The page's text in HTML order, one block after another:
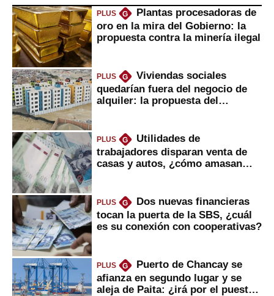
PLUS G
Plantas procesadoras de
oro en la mira del Gobierno: la
propuesta contra la minería ilegal
PLUS G
Viviendas sociales
quedarían fuera del negocio de
alquiler: la propuesta del
PLUS G
Utilidades de
trabajadores disparan venta de
casas y autos, ¿cómo amasan
PLUS G
Dos nuevas financieras
tocan la puerta de la SBS, ¿cuál
es su conexión con cooperativas?
PLUS G
Puerto de Chancay se
afianza en segundo lugar y se
aleja de Paita: ¿irá por el puesto